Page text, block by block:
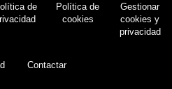
de
Política de
cookies
Gestionar
cookies y
privacidad
Contactar